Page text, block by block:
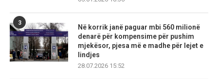
3
Në korrik janë paguar mbi 560 milionë
denarë për kompensime për pushim
mjekësor, pjesa më e madhe për lejet e
lindjes
28.07.2026 15:52